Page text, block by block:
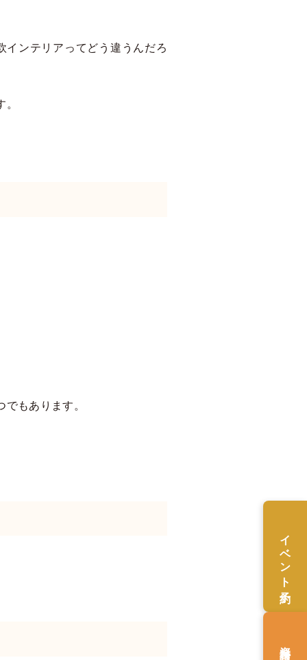
インテリアってどう違うんだろ
もあります。
イベント予約